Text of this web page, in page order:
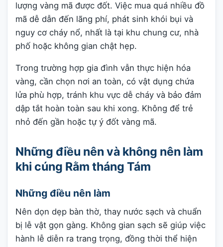
lượng vàng mã được đốt. Việc mua quá nhiều đồ
mã dễ dẫn đến lãng phí, phát sinh khói bụi và
nguy cơ cháy nổ, nhất là tại khu chung cư, nhà
phố hoặc không gian chật hẹp.
Trong trường hợp gia đình vẫn thực hiện hóa
vàng, cần chọn nơi an toàn, có vật dụng chứa
lửa phù hợp, tránh khu vực dễ cháy và bảo đảm
dập tắt hoàn toàn sau khi xong. Không để trẻ
nhỏ đến gần hoặc tự ý đốt vàng mã.
Những điều nên và không nên làm
khi cúng Rằm tháng Tám
Những điều nên làm
Nên dọn dẹp bàn thờ, thay nước sạch và chuẩn
bị lễ vật gọn gàng. Không gian sạch sẽ giúp việc
hành lễ diễn ra trang trọng, đồng thời thể hiện